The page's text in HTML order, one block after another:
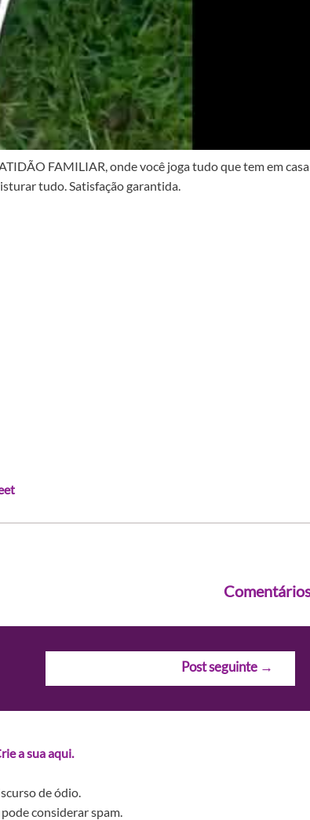
FAMILIAR, onde você joga tudo que tem em casa
tudo. Satisfação garantida.
Post seguinte →
a sua aqui.
de ódio.
considerar spam.